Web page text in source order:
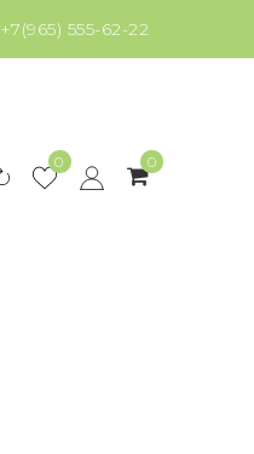
+7(965) 555-62-22
0 0